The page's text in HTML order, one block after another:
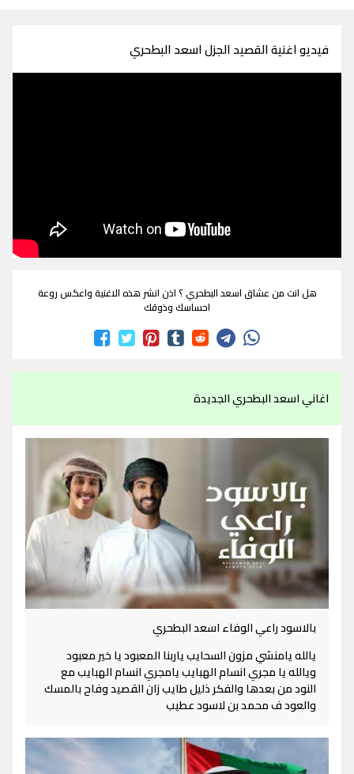
فيديو اغنية القصيد الجزل اسعد البطحري
هل انت من عشاق اسعد البطحري ؟ اذن انشر هذه الاغنية واعكس روعة
احساسك وذوقك
اغاني اسعد البطحري الجديدة
بالاسود راعي الوفاء اسعد البطحري
يالله يامنشي مزون السحايب ياربنا المعبود يا خير معبود
ويالله يا مجري انسام الهبايب يامجري انسام الهبايب مع
النود من بعدها والفكر ذليل طايب زان القصيد وفاح بالمسك
والعود ف محمد بن لاسود عطيب